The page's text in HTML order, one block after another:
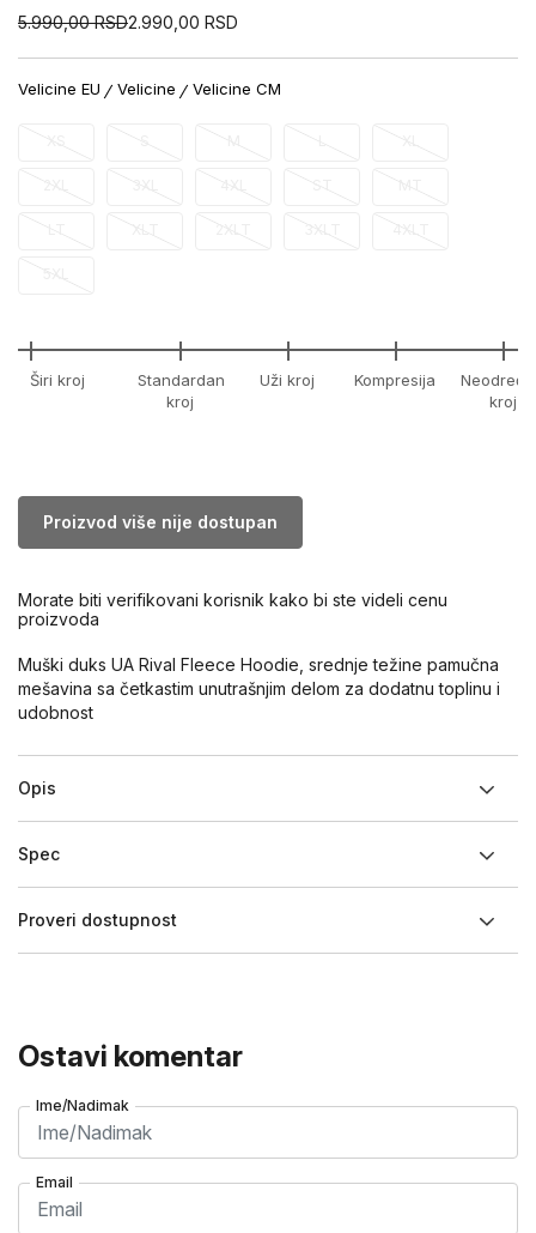
5.990,00 RSD2.990,00 RSD
Velicine EU Velicine Velicine CM
Širi kroj
Standardan
kroj
Uži kroj Kompresija
kroj
Proizvod više nije dostupan
Morate biti verifikovani korisnik kako bi ste videli cenu
proizvoda
Muški duks UA Rival Fleece Hoodie, srednje težine pamučna
mešavina sa četkastim unutrašnjim delom za dodatnu toplinu i
udobnost
Opis
Spec
Proveri dostupnost
Ostavi komentar
Ime/Nadimak
Email